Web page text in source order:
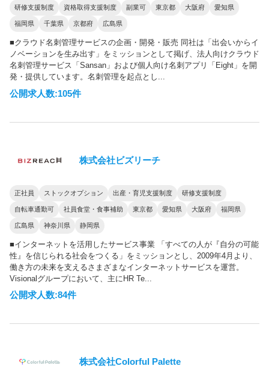
研修支援制度 資格取得支援制度 副業可 東京都 大阪府 愛知県
福岡県 千葉県 京都府 広島県
■クラウド名刺管理サービスの企画・開発・販売 同社は「出会いからイ
ノベーションを生み出す」をミッションとして掲げ、法人向けクラウド
名刺管理サービス「Sansan」および個人向け名刺アプリ「Eight」を開
発・提供しています。名刺管理を起点とし...
公開求人数:105件
株式会社ビズリーチ
正社員 ストックオプション 出産・育児支援制度 研修支援制度
自転車通勤可 社員食堂・食事補助 東京都 愛知県 大阪府 福岡県
広島県 神奈川県 静岡県
■インターネットを活用したサービス事業 「すべての人が『自分の可能
性』を信じられる社会をつくる」をミッションとし、2009年4月より、
働き方の未来を支えるさまざまなインターネットサービスを運営。
Visionalグループにおいて、主にHR Te...
公開求人数:84件
株式会社Colorful Palette